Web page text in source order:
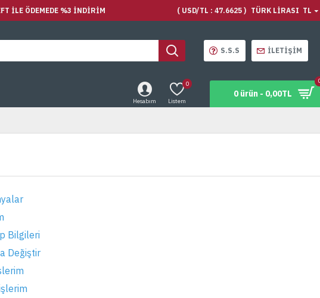
ILE ÖDEMEDE %3 İNDIRIM ( USD/TL : 47.6625 ) TÜRK LIRASI TL
S.S.S İLETIŞIM
Hesabım Listem
0
0 ürün - 0,00TL
Bilgileri
Değiştir